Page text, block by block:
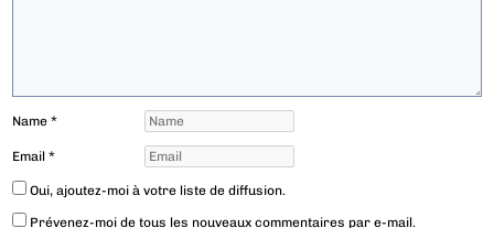
Name*
Email*
Oui, ajoutez-moi à votre liste de diffusion.
Prévenez-moi de tous les nouveaux commentaires par e-mail.